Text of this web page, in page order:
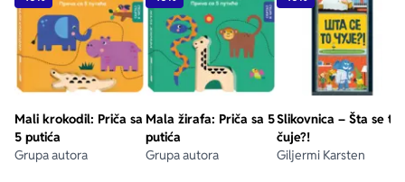
Mali krokodil: Priča sa
5 putića
Grupa autora
Mala žirafa: Priča sa 5
putića
Grupa autora
Slikovnica – Šta se to
čuje?!
Giljermi Karsten